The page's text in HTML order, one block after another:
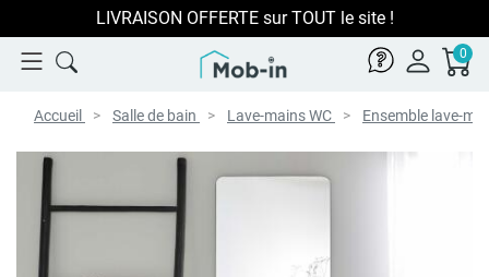
LIVRAISON OFFERTE sur TOUT le site !
0
Accueil Salle de bain Lave-mains WC Ensemble lave-